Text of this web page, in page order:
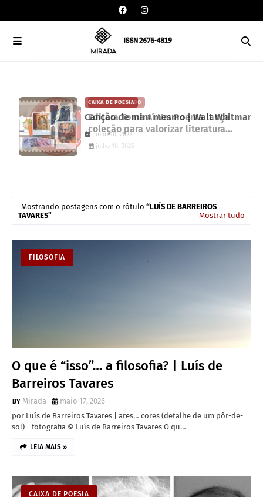
CARLOS MACHADO
Editora Toma Aí Um Poema lança
coleção para valorizar literatura
paranaense
julho 10, 2025
CAIXA DE POESIA
Canção de mim mesmo | Walt Whitman
junho 10, 2022
Mostrando postagens com o rótulo
LUÍS DE BARREIROS
TAVARES
Mostrar tudo
FILOSOFIA
O que é “isso”… a filosofia? | Luís de
Barreiros Tavares
Mirada
maio 17, 2026
por Luís de Barreiros Tavares | ares… cores (detalhe de um pôr-de-
sol) — fotografia © Luís de Barreiros Tavares O qu…
LEIA MAIS »
CAIXA DE POESIA